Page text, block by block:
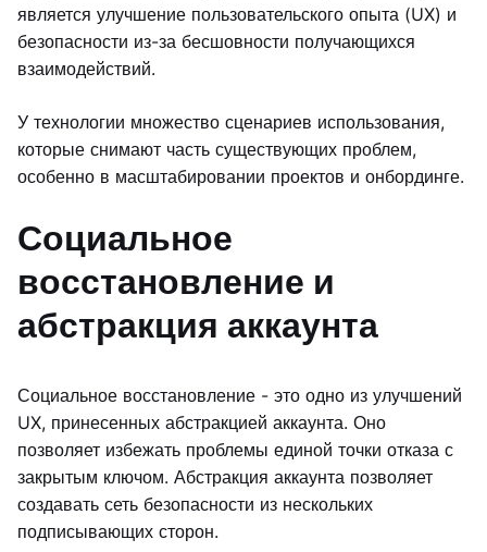
является улучшение пользовательского опыта (UX) и
безопасности из-за бесшовности получающихся
взаимодействий.
У технологии множество сценариев использования,
которые снимают часть существующих проблем,
особенно в масштабировании проектов и онбординге.
Социальное
восстановление и
абстракция аккаунта
Социальное восстановление - это одно из улучшений
UX, принесенных абстракцией аккаунта. Оно
позволяет избежать проблемы единой точки отказа с
закрытым ключом. Абстракция аккаунта позволяет
создавать сеть безопасности из нескольких
подписывающих сторон.